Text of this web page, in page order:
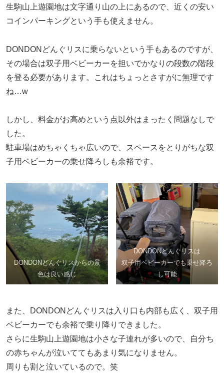
生駒山上遊園地は文字通り山の上にあるので、近くの安い
コインパーキングという手も使えません。
DONDONどんぐリスに乗らないという手もあるのですが、
その場合は双子用ベビーカーを担いでかなりの段数の階段
を登る必要があります。これはちょっとさすがに無理です
ね…w
しかし、料金がお高めという点以外はまったく問題なしで
した。
駐車場はめちゃくちゃ広いので、スペースをとりがちな双
子用ベビーカーの乗せ降ろしも余裕です。
DONDONどんぐリスからの景
色は良い感じ
DONDONどんぐリスは
双子用ベビーカーでも乗せ降ろ
し可能
また、DONDONどんぐリスは入り口も内部も広く、双子用
ベビーカーでも余裕で乗り降りできました。
さらに生駒山上遊園地は小さな子連れが多いので、自分ち
の赤ちゃんが泣いててもあまり気になりません。
周りも割と泣いているので。笑